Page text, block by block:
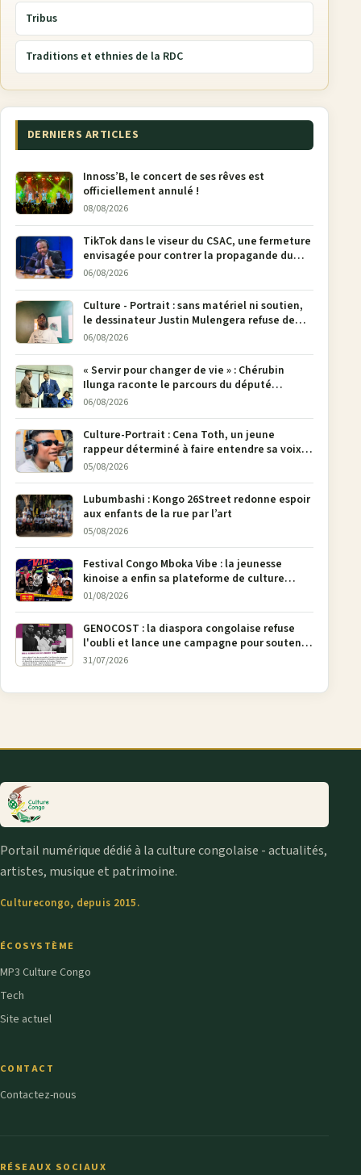
Tribus
Traditions et ethnies de la RDC
DERNIERS ARTICLES
Innoss’B, le concert de ses rêves est
officiellement annulé !
08/08/2026
TikTok dans le viseur du CSAC, une fermeture
envisagée pour contrer la propagande du
M23
06/08/2026
Culture - Portrait : sans matériel ni soutien,
le dessinateur Justin Mulengera refuse de
poser son crayon
06/08/2026
« Servir pour changer de vie » : Chérubin
Ilunga raconte le parcours du député
national Jethro Muyombi Tshimbu en 137
06/08/2026
Culture-Portrait : Cena Toth, un jeune
rappeur déterminé à faire entendre sa voix à
Bunia
05/08/2026
Lubumbashi : Kongo 26Street redonne espoir
aux enfants de la rue par l’art
05/08/2026
Festival Congo Mboka Vibe : la jeunesse
kinoise a enfin sa plateforme de culture
urbaine
01/08/2026
GENOCOST : la diaspora congolaise refuse
l'oubli et lance une campagne pour soutenir
la pétition FONAREV depuis Bruxelles
31/07/2026
Portail numérique dédié à la culture congolaise - actualités,
artistes, musique et patrimoine.
Culturecongo, depuis 2015.
ÉCOSYSTÈME
MP3 Culture Congo
Tech
Site actuel
CONTACT
Contactez-nous
RÉSEAUX SOCIAUX